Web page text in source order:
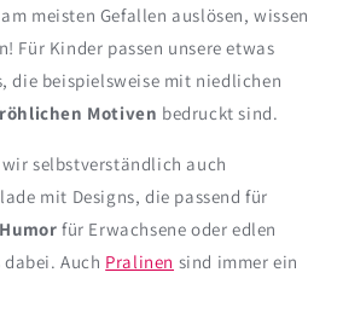
meisten Gefallen auslösen, wissen
Für Kinder passen unsere etwas
die beispielsweise mit niedlichen
Motiven bedruckt sind.
selbstverständlich auch
mit Designs, die passend für
Humor für Erwachsene oder edlen
Auch Pralinen sind immer ein